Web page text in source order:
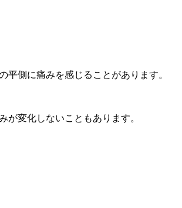
側に痛みを感じることがあります。
変化しないこともあります。